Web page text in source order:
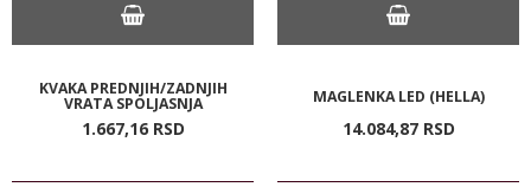
KVAKA PREDNJIH/ZADNJIH
VRATA SPOLJASNJA
1.667,16 RSD
MAGLENKA LED (HELLA)
14.084,87 RSD